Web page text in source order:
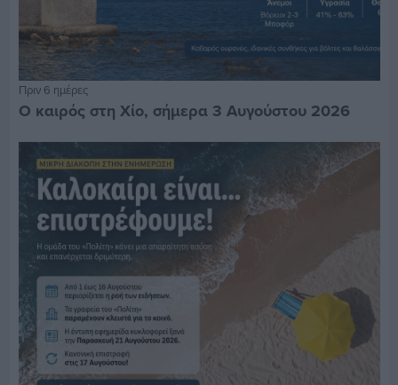
Πριν 6 ημέρες
Ο καιρός στη Χίο, σήμερα 3 Αυγούστου 2026